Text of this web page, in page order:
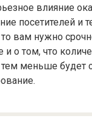
влияние
посетителей и
вам нужно
и о том, что
меньше будет